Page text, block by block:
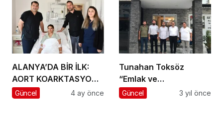
ALANYA’DA BİR İLK:
AORT KOARKTASYONU
İŞLEMİ BAŞARIYLA
Güncel 4 ay önce
Tunahan Toksöz
“Emlak ve
Gayrimenkul”
Güncel 3 yıl önce